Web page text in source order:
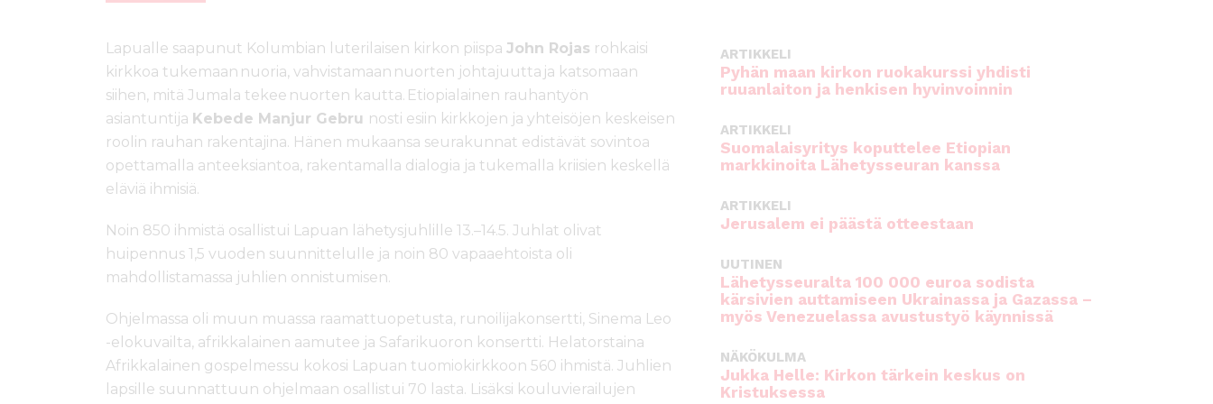
Lapualle saapunut Kolumbian luterilaisen kirkon piispa John Rojas rohkaisi
kirkkoa tukemaan nuoria, vahvistamaan nuorten johtajuutta ja katsomaan
siihen, mitä Jumala tekee nuorten kautta. Etiopialainen rauhantyön
asiantuntija Kebede Manjur Gebru nosti esiin kirkkojen ja yhteisöjen keskeisen
roolin rauhan rakentajina. Hänen mukaansa seurakunnat edistävät sovintoa
opettamalla anteeksiantoa, rakentamalla dialogia ja tukemalla kriisien keskellä
eläviä ihmisiä.
Noin 850 ihmistä osallistui Lapuan lähetysjuhlille 13.–14.5. Juhlat olivat
huipennus 1,5 vuoden suunnittelulle ja noin 80 vapaaehtoista oli
mahdollistamassa juhlien onnistumisen.
Ohjelmassa oli muun muassa raamattuopetusta, runoilijakonsertti, Sinema Leo
-elokuvailta, afrikkalainen aamutee ja Safarikuoron konsertti. Helatorstaina
Afrikkalainen gospelmessu kokosi Lapuan tuomiokirkkoon 560 ihmistä. Juhlien
lapsille suunnattuun ohjelmaan osallistui 70 lasta. Lisäksi kouluvierailujen
ARTIKKELI
Pyhän maan kirkon ruokakurssi yhdisti
ruuanlaiton ja henkisen hyvinvoinnin
ARTIKKELI
Suomalaisyritys koputtelee Etiopian
markkinoita Lähetysseuran kanssa
ARTIKKELI
Jerusalem ei päästä otteestaan
UUTINEN
Lähetysseuralta 100 000 euroa sodista
kärsivien auttamiseen Ukrainassa ja Gazassa –
myös Venezuelassa avustustyö käynnissä
NÄKÖKULMA
Jukka Helle: Kirkon tärkein keskus on
Kristuksessa